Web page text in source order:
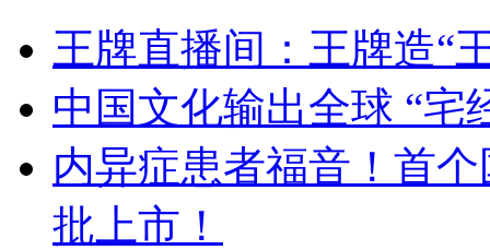
王牌直播间：王牌造“
中国文化输出全球 “宅
内异症患者福音！首
批上市！